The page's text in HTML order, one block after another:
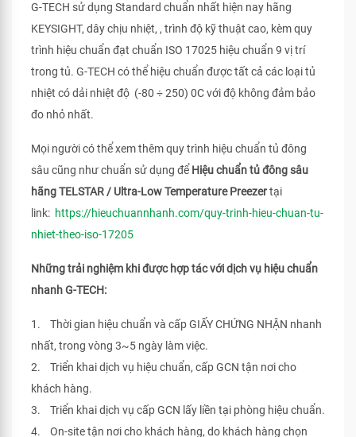
G-TECH sử dụng Standard chuẩn nhất hiện nay hãng
KEYSIGHT, dây chịu nhiệt, , trình độ kỹ thuật cao, kèm quy
trình hiệu chuẩn đạt chuẩn ISO 17025 hiệu chuẩn 9 vị trí
trong tủ. G-TECH có thể hiệu chuẩn được tất cả các loại tủ
nhiệt có dải nhiệt độ (-80 ÷ 250) 0C với độ không đảm bảo
đo nhỏ nhất.
Mọi người có thể xem thêm quy trình hiệu chuẩn tủ đông
sâu cũng như chuẩn sử dụng để Hiệu chuẩn tủ đông sâu
hãng TELSTAR / Ultra-Low Temperature Preezertại
link: https://hieuchuannhanh.com/quy-trinh-hieu-chuan-tu-
nhiet-theo-iso-17205
Những trải nghiệm khi được hợp tác với dịch vụ hiệu chuẩn
nhanh G-TECH:
1. Thời gian hiệu chuẩn và cấp GIẤY CHỨNG NHẬN nhanh
nhất, trong vòng 3~5 ngày làm việc.
2. Triển khai dịch vụ hiệu chuẩn, cấp GCN tận nơi cho
khách hàng.
3. Triển khai dịch vụ cấp GCN lấy liền tại phòng hiệu chuẩn.
4. On-site tận nơi cho khách hàng, do khách hàng chọn